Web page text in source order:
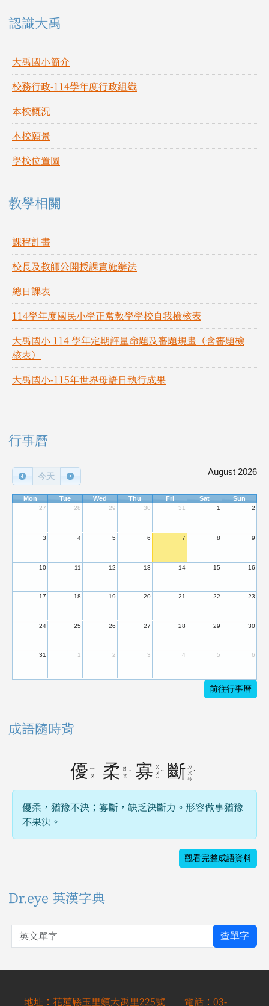
左邊區域內容
認識大禹
大禹國小簡介
校務行政-114學年度行政組織
本校概況
本校願景
學校位置圖
教學相關
課程計畫
校長及教師公開授課實施辦法
總日課表
114學年度國民小學正常教學學校自我檢核表
大禹國小 114 學年定期評量命題及審題規畫（含審題檢
核表）
大禹國小-115年世界母語日執行成果
右邊區域內容
行事曆
今天 August 2026
Mon Tue Wed Thu Fri Sat Sun
27 28 29 30 31 1 2
3 4 5 6 7 8 9
10 11 12 13 14 15 16
17 18 19 20 21 22 23
24 25 26 27 28 29 30
31 1 2 3 4 5 6
前往行事曆
成語隨時背
優 ㄧ
ㄡ
柔 ㄖ
ㄡ ˊ 寡 ㄍ
ㄨ
ㄚ
ˇ 斷 ㄉ
ㄨ
ㄢ
ˋ
優柔，猶豫不決；寡斷，缺乏決斷力。形容做事猶豫
不果決。
觀看完整成語資料
Dr.eye 英漢字典
英文單字 查單字
地址：花蓮縣玉里鎮大禹里225號 電話：03-